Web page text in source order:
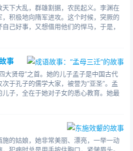
下大乱，群雄割据，农民起义。李渊在
积极地向隋军进攻。这个时候，突厥的
己好事，又想借用他们的悍马，于是，
事
大贤母”之首。她的儿子孟子是中国古代
于孔子的儒学大家，被誉为“亚圣”。孟
子，全在于她对子女的悉心教育。她最
的姑娘，她非常美丽、漂亮，一举一动